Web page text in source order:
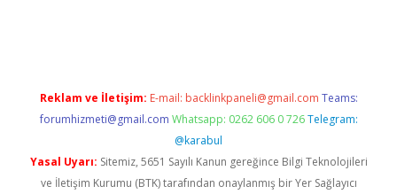
Reklam ve İletişim: E-mail: backlinkpaneli@gmail.com Teams:
forumhizmeti@gmail.com Whatsapp: 0262 606 0 726 Telegram:
@karabul
Yasal Uyarı: Sitemiz, 5651 Sayılı Kanun gereğince Bilgi Teknolojileri
ve İletişim Kurumu (BTK) tarafından onaylanmış bir Yer Sağlayıcı